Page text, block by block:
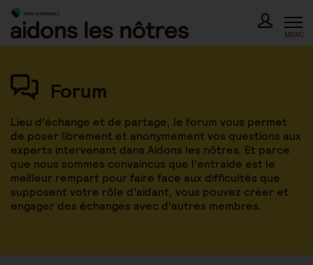
Skip
content
MENU
Forum
Lieu d’échange et de partage, le forum vous permet
de poser librement et anonymement vos questions aux
experts intervenant dans Aidons les nôtres. Et parce
que nous sommes convaincus que l’entraide est le
meilleur rempart pour faire face aux difficultés que
supposent votre rôle d’aidant, vous pouvez créer et
engager des échanges avec d’autres membres.